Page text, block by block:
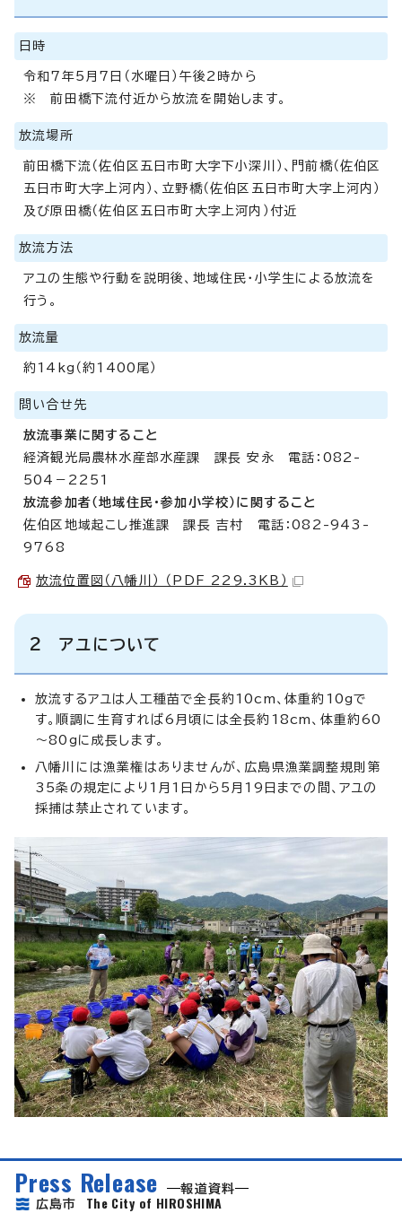
日時
令和7年5月7日（水曜日）午後2時から
※ 前田橋下流付近から放流を開始します。
放流場所
前田橋下流（佐伯区五日市町大字下小深川）、門前橋（佐伯区
五日市町大字上河内）、立野橋（佐伯区五日市町大字上河内）
及び原田橋（佐伯区五日市町大字上河内）付近
放流方法
アユの生態や行動を説明後、地域住民・小学生による放流を
行う。
放流量
約14kg（約1400尾）
問い合せ先
放流事業に関すること
経済観光局農林水産部水産課 課長 安永 電話：082-
504－2251
放流参加者（地域住民・参加小学校）に関すること
佐伯区地域起こし推進課 課長 吉村 電話：082-943-
9768
放流位置図（八幡川） （PDF 229.3KB）
2 アユについて
放流するアユは人工種苗で全長約10cm、体重約10gで
す。順調に生育すれば6月頃には全長約18cm、体重約60
～80gに成長します。
八幡川には漁業権はありませんが、広島県漁業調整規則第
35条の規定により1月1日から5月19日までの間、アユの
採捕は禁止されています。
Press Release
報道資料
広島市 The City of HIROSHIMA